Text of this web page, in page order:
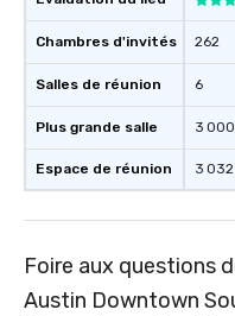
Chambres d'invités
Salles de réunion
Plus grande salle
Espace de réunion
262
6
3
3
Foire aux questions
Austin Downtown